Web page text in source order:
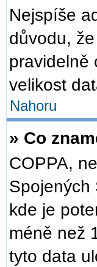
Nejspíše
důvodu,
pravidelně
velikost
Nahoru
» Co
COPPA,
Spojených
kde je
méně než
tyto data